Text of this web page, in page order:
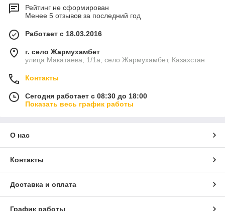
Рейтинг не сформирован
Менее 5 отзывов за последний год
Работает с 18.03.2016
г. село Жармухамбет
улица Макатаева, 1/1а, село Жармухамбет, Казахстан
Контакты
Сегодня работает с 08:30 до 18:00
Показать весь график работы
О нас
Контакты
Доставка и оплата
График работы